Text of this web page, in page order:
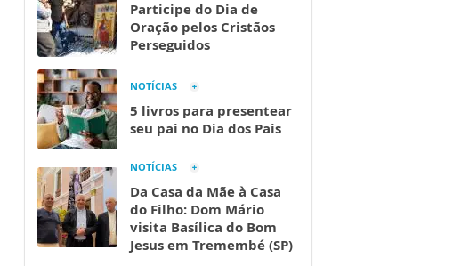
Participe do Dia de
Oração pelos Cristãos
Perseguidos
NOTÍCIAS
5 livros para presentear
seu pai no Dia dos Pais
NOTÍCIAS
Da Casa da Mãe à Casa
do Filho: Dom Mário
visita Basílica do Bom
Jesus em Tremembé (SP)